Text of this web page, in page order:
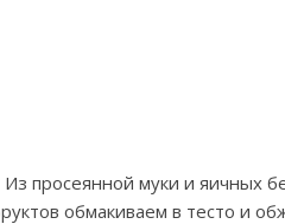
просеянной муки и яичных
обмакиваем в тесто и